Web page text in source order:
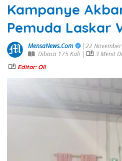
Kampanye
Pemuda Laskar
MensaNews.Com
|22
Dibaca 175 Kali |
3 Menit
Editor: Oll